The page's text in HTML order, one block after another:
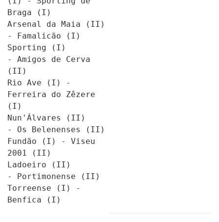
Braga (I)
Arsenal da Maia (II)
- Famalicão (I)
Sporting (I)
- Amigos de Cerva
(II)
Rio Ave (I) -
Ferreira do Zêzere
(I)
Nun'Álvares (II)
- Os Belenenses (II)
Fundão (I) - Viseu
2001 (II)
Ladoeiro (II)
- Portimonense (II)
Torreense (I) -
Benfica (I)